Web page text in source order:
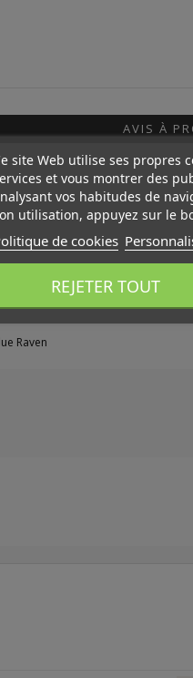
AVIS À
Raven
site Web utilise ses propres
et vous montrer des
vos habitudes de
utilisation, appuyez sur le
de cookies
REJETER TOUT